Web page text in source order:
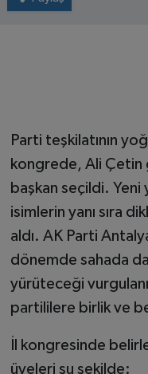
Parti teşkilatının
kongrede, Ali Çetin
başkan seçildi.
isimlerin yanı sıra
aldı. AK Parti
dönemde sahada
yürüteceği
partililere birlik ve
İl kongresinde
üyeleri şu şekilde: